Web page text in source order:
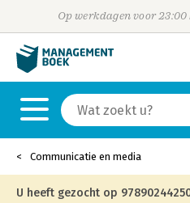
Op werkdagen voor
Communicatie en media
U heeft gezocht op